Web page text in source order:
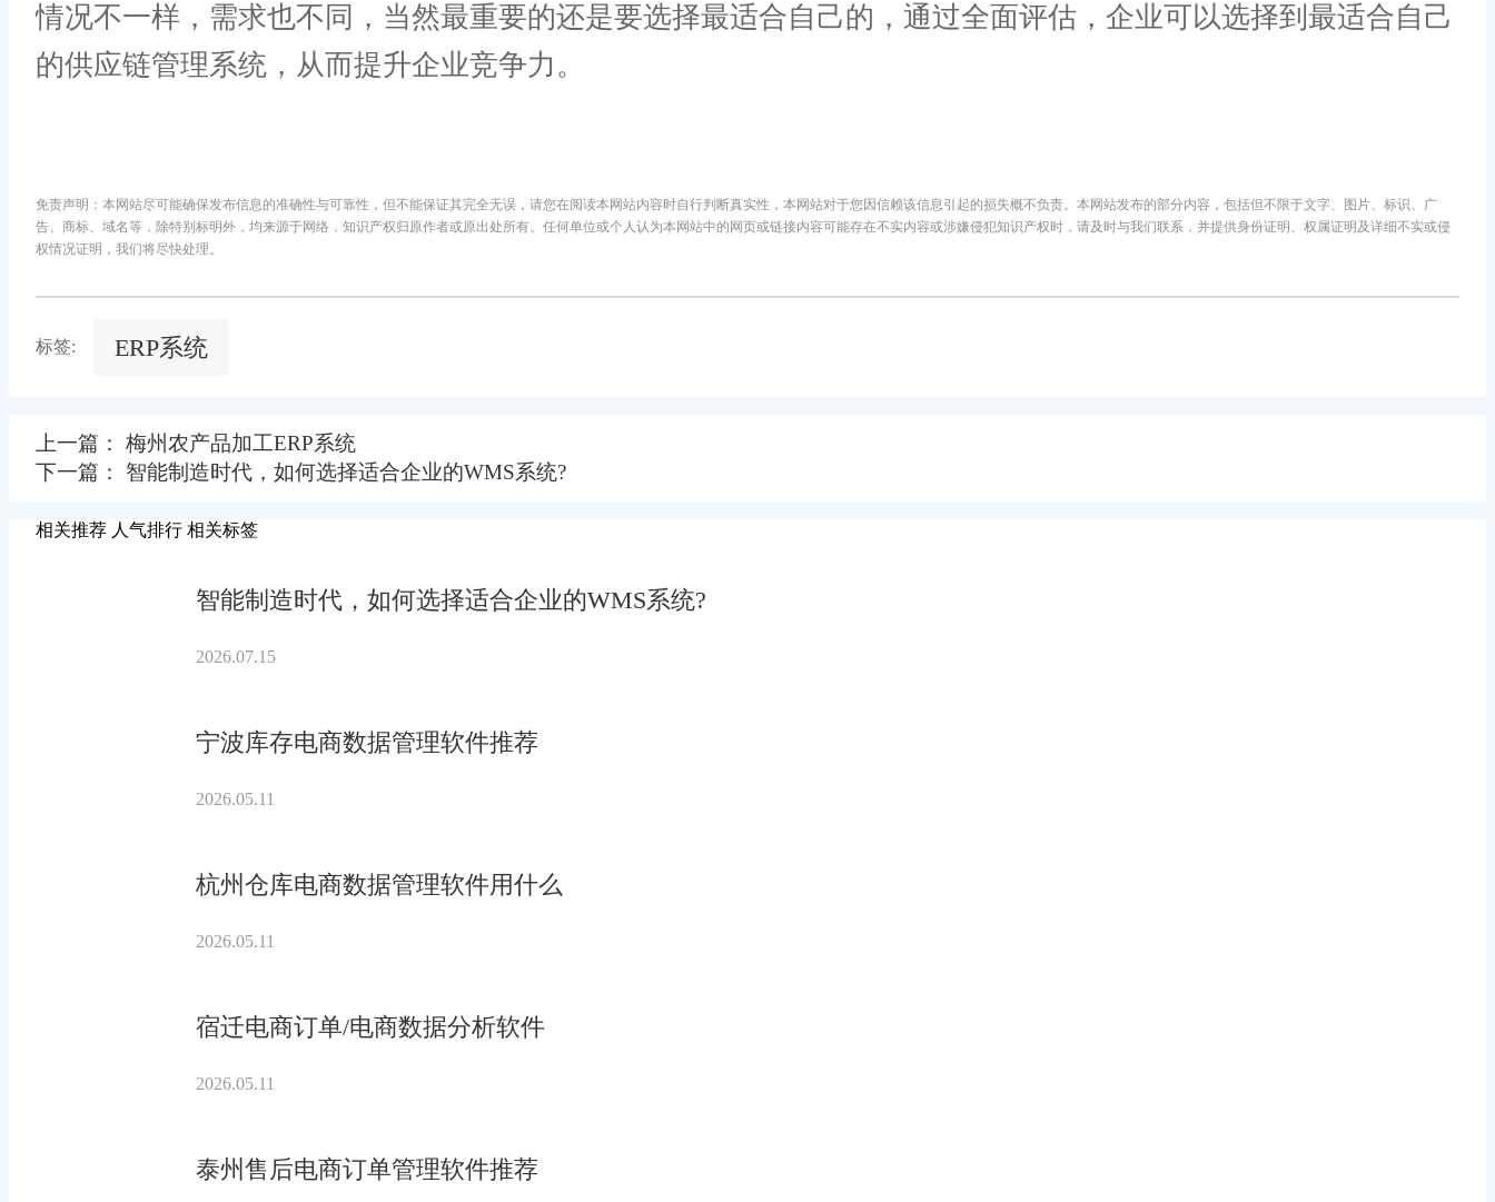
情况不一样，需求也不同，当然最重要的还是要选择最适合自己的，通过全面评估，企业可以选择到最适合自己
的供应链管理系统，从而提升企业竞争力。
免责声明：本网站尽可能确保发布信息的准确性与可靠性，但不能保证其完全无误，请您在阅读本网站内容时自行判断真实性，本网站对于您因信赖该信息引起的损失概不负责。本网站发布的部分内容，包括但不限于文字、图片、标识、广
告、商标、域名等，除特别标明外，均来源于网络，知识产权归原作者或原出处所有。任何单位或个人认为本网站中的网页或链接内容可能存在不实内容或涉嫌侵犯知识产权时，请及时与我们联系，并提供身份证明、权属证明及详细不实或侵
权情况证明，我们将尽快处理。
标签: ERP系统
上一篇： 梅州农产品加工ERP系统
下一篇： 智能制造时代，如何选择适合企业的WMS系统?
相关推荐 人气排行 相关标签
智能制造时代，如何选择适合企业的WMS系统?
2026.07.15
宁波库存电商数据管理软件推荐
2026.05.11
杭州仓库电商数据管理软件用什么
2026.05.11
宿迁电商订单/电商数据分析软件
2026.05.11
泰州售后电商订单管理软件推荐